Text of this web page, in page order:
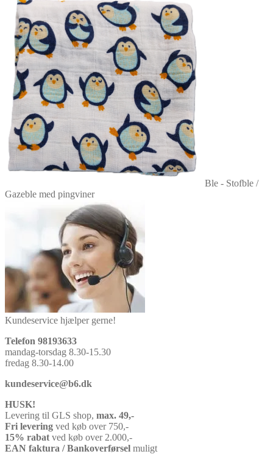
Ble - Stofble /
Gazeble med pingviner
Kundeservice hjælper gerne!
Telefon 98193633
mandag-torsdag 8.30-15.30
fredag 8.30-14.00
kundeservice@b6.dk
HUSK!
Levering til GLS shop, max. 49,-
Fri levering ved køb over 750,-
15% rabat ved køb over 2.000,-
EAN faktura / Bankoverførsel muligt